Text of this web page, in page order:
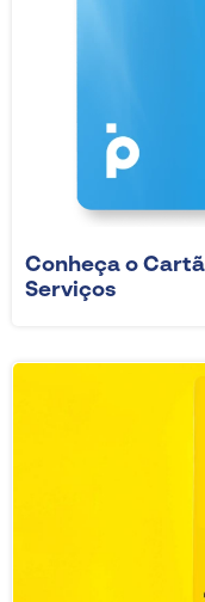
Conheça o
Serviços